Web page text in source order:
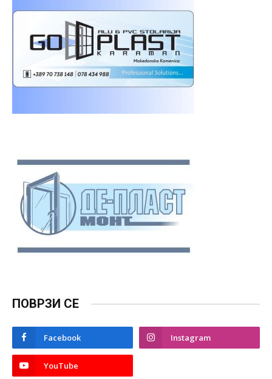
ПОВРЗИ СЕ
Facebook Instagram
YouTube